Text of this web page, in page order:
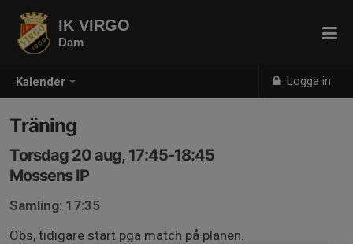
Kalender Logga in
IK VIRGO
Dam
Träning
Torsdag 20 aug, 17:45-18:45
Mossens IP
Samling: 17:35
Obs, tidigare start pga match på planen.